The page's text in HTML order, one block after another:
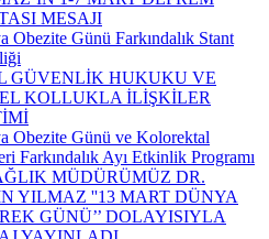
MESAJI
Obezite Günü Farkındalık Stant
GÜVENLİK HUKUKU VE
KOLLUKLA İLİŞKİLER
Obezite Günü ve Kolorektal
Farkındalık Ayı Etkinlik Programı
MÜDÜRÜMÜZ DR.
YILMAZ ''13 MART DÜNYA
GÜNÜ’’ DOLAYISIYLA